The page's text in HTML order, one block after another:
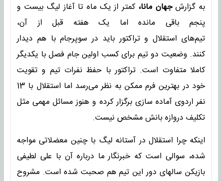
به گزارشجهان مانا، کمتر از یک ماه تا آغاز لیگ بیست و
پنجم باقی مانده اما یک هفته قبل از آن،
تیم‌های استقلال و تراکتور باید در سوپرجام با هم دیدار
کنند. وضعیت دو تیم برای کسب اولین جام فصل با یکدیگر
کاملا متفاوت است. تراکتور با حفظ نفرات تیم و تقویت
خود در بهترین فرم ممکن به نظر می‌رسد اما استقلال با 13
نفر اردوی آماده سازی برگزار کرده و هنوز مسائل مهمی مثل
تکلیف دروازه بانش مشخص نیست.
اینکه چرا استقلال در آستانه لیگ با چنین معضلاتی مواجه
شده، سوالی است که خبرنگار ما درباره آن با علی لطیفی
بازیکن سالهای دور این تیم هم صحبت شده است. مشروح